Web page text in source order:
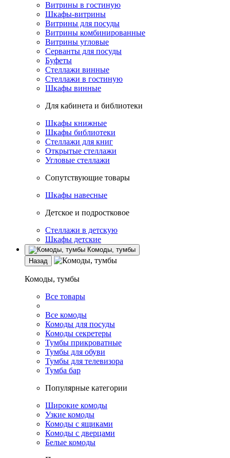
Витрины в гостиную
Шкафы-витрины
Витрины для посуды
Витрины комбинированные
Витрины угловые
Серванты для посуды
Буфеты
Стеллажи винные
Стеллажи в гостиную
Шкафы винные
Для кабинета и библиотеки
Шкафы книжные
Шкафы библиотеки
Стеллажи для книг
Открытые стеллажи
Угловые стеллажи
Сопутствующие товары
Шкафы навесные
Детское и подростковое
Стеллажи в детскую
Шкафы детские
Комоды, тумбы
Назад
Комоды, тумбы
Все товары
Все комоды
Комоды для посуды
Комоды секретеры
Тумбы прикроватные
Тумбы для обуви
Тумбы для телевизора
Тумба бар
Популярные категории
Широкие комоды
Узкие комоды
Комоды с ящиками
Комоды с дверцами
Белые комоды